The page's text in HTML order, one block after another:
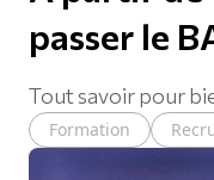
passer le
Tout savoir pour
Formation